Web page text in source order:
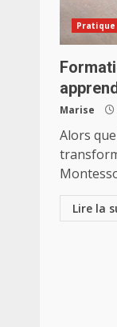
Pratique
Marise
Alors
Lire la